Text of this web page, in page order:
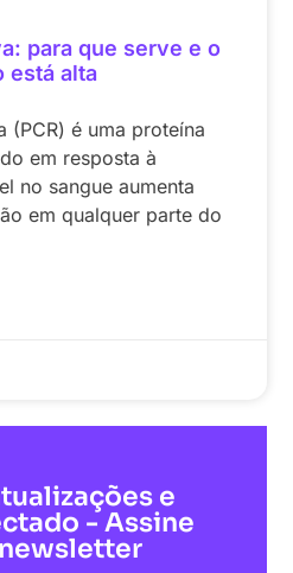
para que serve e o
está alta
(PCR) é uma proteína
em resposta à
no sangue aumenta
em qualquer parte do
e
- Assine